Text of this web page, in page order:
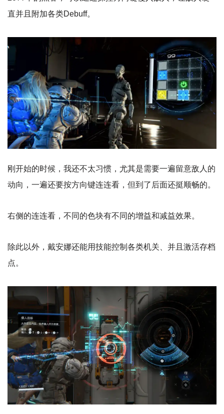
直并且附加各类Debuff。
刚开始的时候，我还不太习惯，尤其是需要一遍留意敌人的
动向，一遍还要按方向键连连看，但到了后面还挺顺畅的。
右侧的连连看，不同的色块有不同的增益和减益效果。
除此以外，戴安娜还能用技能控制各类机关、并且激活存档
点。